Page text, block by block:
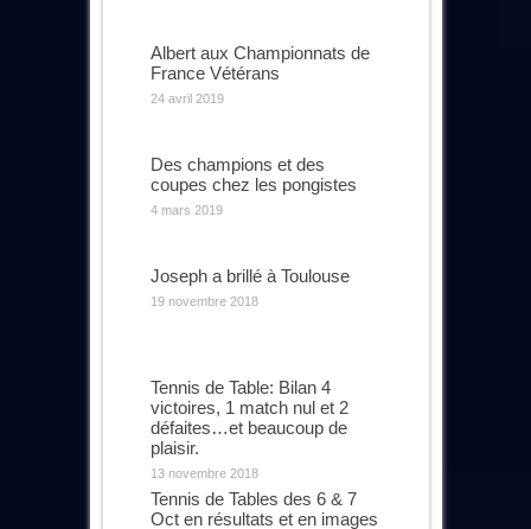
Albert aux Championnats de
France Vétérans
24 avril 2019
Des champions et des
coupes chez les pongistes
4 mars 2019
Joseph a brillé à Toulouse
19 novembre 2018
Tennis de Table: Bilan 4
victoires, 1 match nul et 2
défaites…et beaucoup de
plaisir.
13 novembre 2018
Tennis de Tables des 6 & 7
Oct en résultats et en images